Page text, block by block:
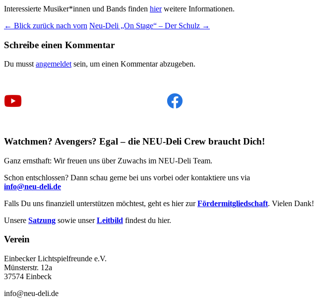
Interessierte Musiker*innen und Bands finden hierweitere Informationen.
Beitragsnavigation
← Blick zurück nach vorn Neu-Deli „On Stage“ – Der Schulz →
Schreibe einen Kommentar
Du musst angemeldet sein, um einen Kommentar abzugeben.
Watchmen? Avengers? Egal – die NEU-Deli Crew braucht Dich!
Ganz ernsthaft: Wir freuen uns über Zuwachs im NEU-Deli Team.
Schon entschlossen? Dann schau gerne bei uns vorbei oder kontaktiere uns via
info@neu-deli.de
Falls Du uns finanziell unterstützen möchtest, geht es hier zurFördermitgliedschaft. Vielen Dank!
Unsere Satzung sowie unserLeitbild findest du hier.
Verein
Einbecker Lichtspielfreunde e.V.
Münsterstr. 12a
37574 Einbeck
info@neu-deli.de